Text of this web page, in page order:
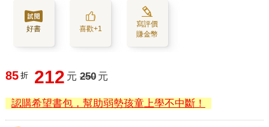
好書 喜歡+1
寫評價
賺金幣
85 折 212 元 250 元
認購希望書包，幫助弱勢孩童上學不中斷！